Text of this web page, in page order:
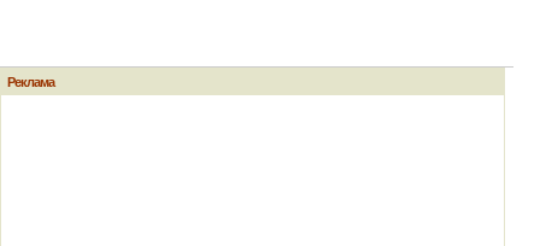
Реклама